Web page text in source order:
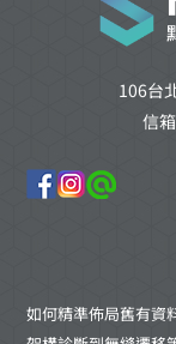
106台
信
如何精準佈局舊有資